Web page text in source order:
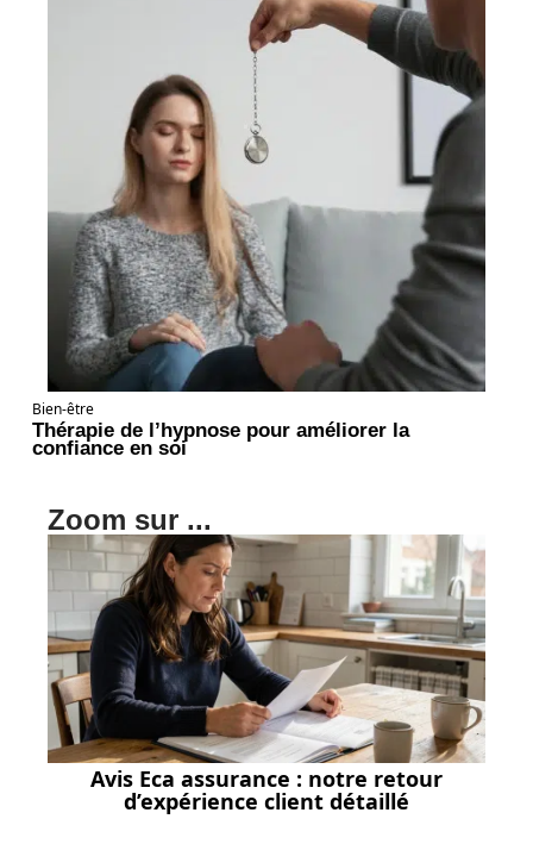
Bien-être
Thérapie de l’hypnose pour améliorer la
confiance en soi
Zoom sur ...
Avis Eca assurance : notre retour
d’expérience client détaillé